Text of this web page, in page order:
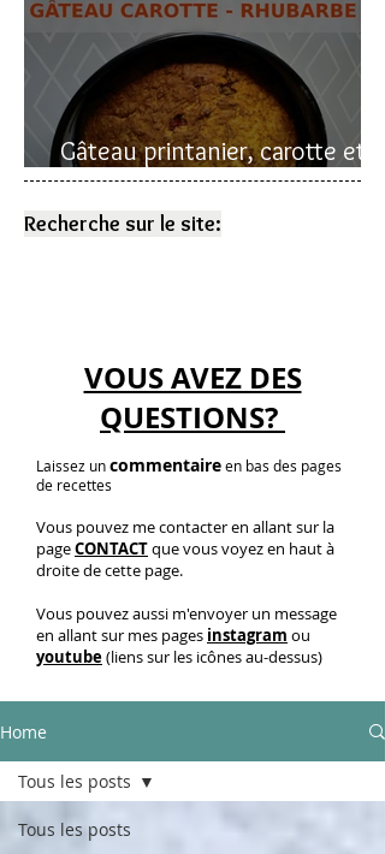
Gâteau printanier, carotte et
rhubarbe
Recherche sur le site:
VOUS AVEZ DES
QUESTIONS?
Laissez uncommentaireen bas des pages
de recettes
Vous pouvez me contacter en allant sur la
pageCONTACTque vous voyez en haut à
droite de cette page.
Vous pouvez aussi m'envoyer un message
en allant sur mes pages instagram ou
youtube(liens sur les icônes au-dessus)
Home
Tous les posts
Tous les posts